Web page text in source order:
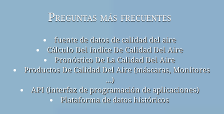
Preguntas más frecuentes
fuente de datos de calidad del aire
Cálculo Del índice De Calidad Del Aire
Pronóstico De La Calidad Del Aire
Productos De Calidad Del Aire (máscaras, Monitores
...)
API (interfaz de programación de aplicaciones)
Plataforma de datos históricos